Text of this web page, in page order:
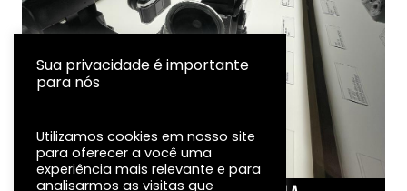
Sua privacidade é importante
para nós
Utilizamos cookies em nosso site
para oferecer a você uma
experiência mais relevante e para
analisarmos as visitas que